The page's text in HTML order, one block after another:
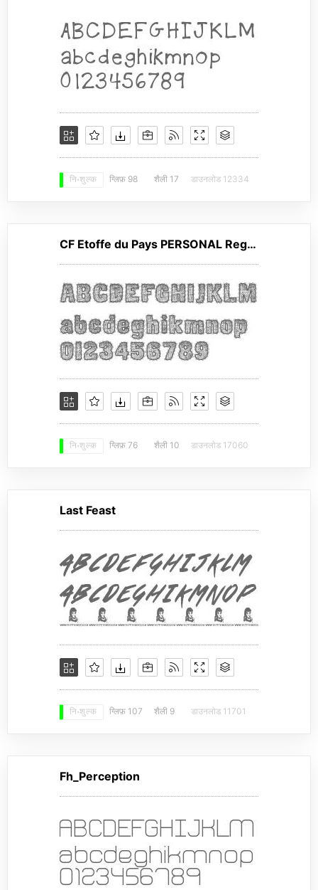
नि: शुल्क ग्लिफ़ 98 शैली 17 डाउनलोड 12334
CF Etoffe du Pays PERSONAL Regular
नि: शुल्क ग्लिफ़ 76 शैली 10 डाउनलोड 17060
Last Feast
नि: शुल्क ग्लिफ़ 107 शैली 9 डाउनलोड 11701
Fh_Perception